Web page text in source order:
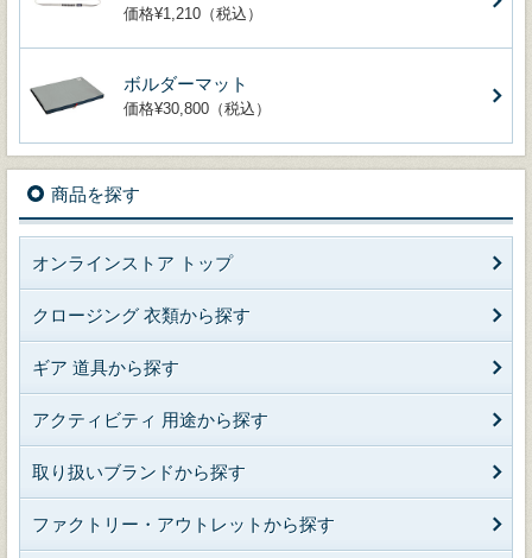
価格¥1,210（税込）
ボルダーマット
価格¥30,800（税込）
商品を探す
オンラインストア トップ
クロージング 衣類から探す
ギア 道具から探す
アクティビティ 用途から探す
取り扱いブランドから探す
ファクトリー・アウトレットから探す